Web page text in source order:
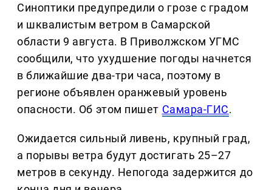
Синоптики предупредили о грозе с градом
и шквалистым ветром в Самарской
области 9 августа. В Приволжском УГМС
сообщили, что ухудшение погоды начнется
в ближайшие два-три часа, поэтому в
регионе объявлен оранжевый уровень
опасности. Об этом пишет Самара-ГИС.
Ожидается сильный ливень, крупный град,
а порывы ветра будут достигать 25–27
метров в секунду. Непогода задержится до